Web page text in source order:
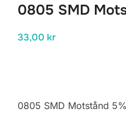
0805 SMD
33,00 kr
0805 SMD Motstånd